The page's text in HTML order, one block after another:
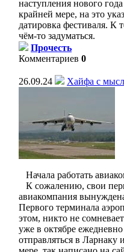
наступления нового
крайней мере, на это
датировка фестиваля. К
чём-то задуматься.
Прочесть
Комментариев 0
26.09.24
Хайфа с
Начала работать
К сожалению, свои
авиакомпания
Первого терминала
этом, никто не
уже в октябре
отправляться в